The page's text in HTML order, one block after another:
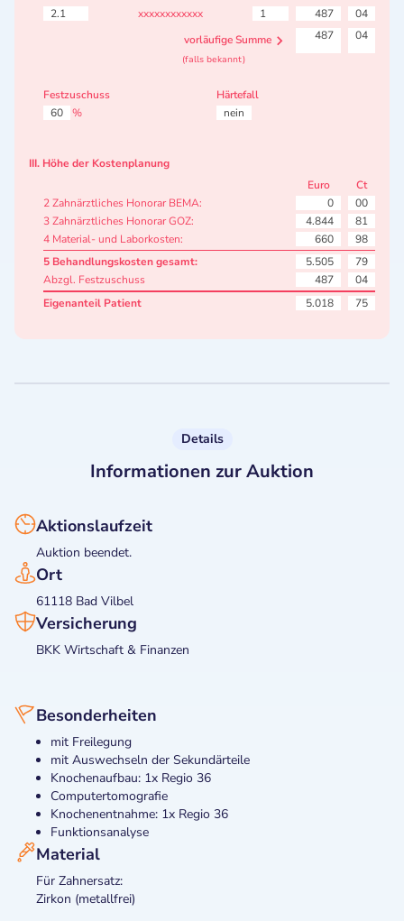
2.1 xxxxxxxxxxxx 1 487
04
vorläufige Summe
487 04
(falls bekannt)
Festzuschuss
60
%
Härtefall
nein
III. Höhe der Kostenplanung
Euro
Ct
2 Zahnärztliches Honorar BEMA:
0
00
3 Zahnärztliches Honorar GOZ:
4.844
81
4 Material- und Laborkosten:
660
98
5 Behandlungskosten gesamt:
5.505
79
Abzgl. Festzuschuss
487
04
Eigenanteil Patient
5.018 75
Details
Informationen zur Auktion
Aktionslaufzeit
Auktion beendet.
Ort
61118 Bad Vilbel
Versicherung
BKK Wirtschaft & Finanzen
Besonderheiten
mit Freilegung
mit Auswechseln der Sekundärteile
Knochenaufbau: 1x Regio 36
Computertomografie
Knochenentnahme: 1x Regio 36
Funktionsanalyse
Material
Für Zahnersatz:
Zirkon (metallfrei)